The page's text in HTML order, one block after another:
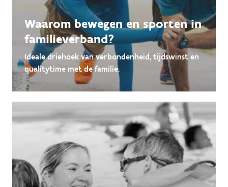
Waarom bewegen en sporten in
familieverband?
Ideale driehoek van verbondenheid, tijdswinst en
qualitytime met de familie.